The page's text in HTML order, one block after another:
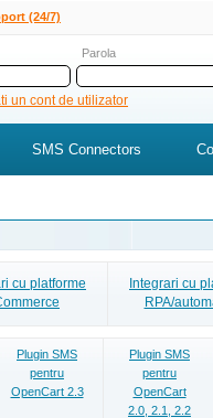
(24/7)
Parola
un cont de utilizator
SMS Connectors
cu platforme
Integrari cu
RPA/
Plugin SMS
pentru
OpenCart 2.3
Plugin SMS
pentru
OpenCart
2.0, 2.1, 2.2